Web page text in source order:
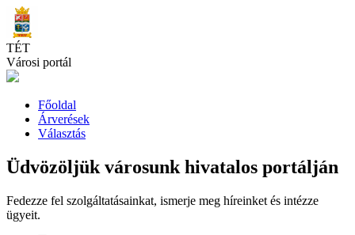
Skip
to
main
content
TÉT
Városi portál
Főoldal
Árverések
Választás
Üdvözöljük városunk hivatalos portálján
Fedezze fel szolgáltatásainkat, ismerje meg híreinket és intézze
ügyeit.